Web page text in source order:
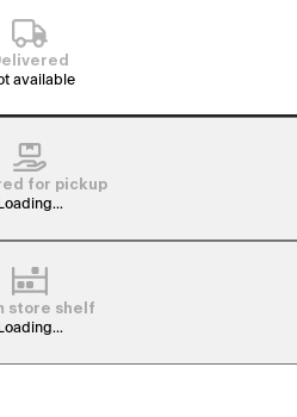
available
for pickup
Loading...
store shelf
Loading...